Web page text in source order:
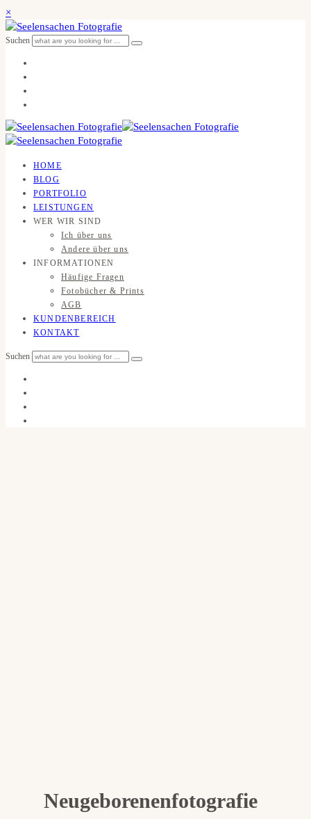
×
Suchen
HOME
BLOG
PORTFOLIO
LEISTUNGEN
WER WIR SIND
Ich über uns
Andere über uns
INFORMATIONEN
Häufige Fragen
Fotobücher & Prints
AGB
KUNDENBEREICH
KONTAKT
Suchen
Neugeborenenfotografie